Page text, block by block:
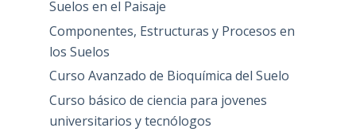
Suelos en el Paisaje
Componentes, Estructuras y Procesos en
los Suelos
Curso Avanzado de Bioquímica del Suelo
Curso básico de ciencia para jovenes
universitarios y tecnólogos